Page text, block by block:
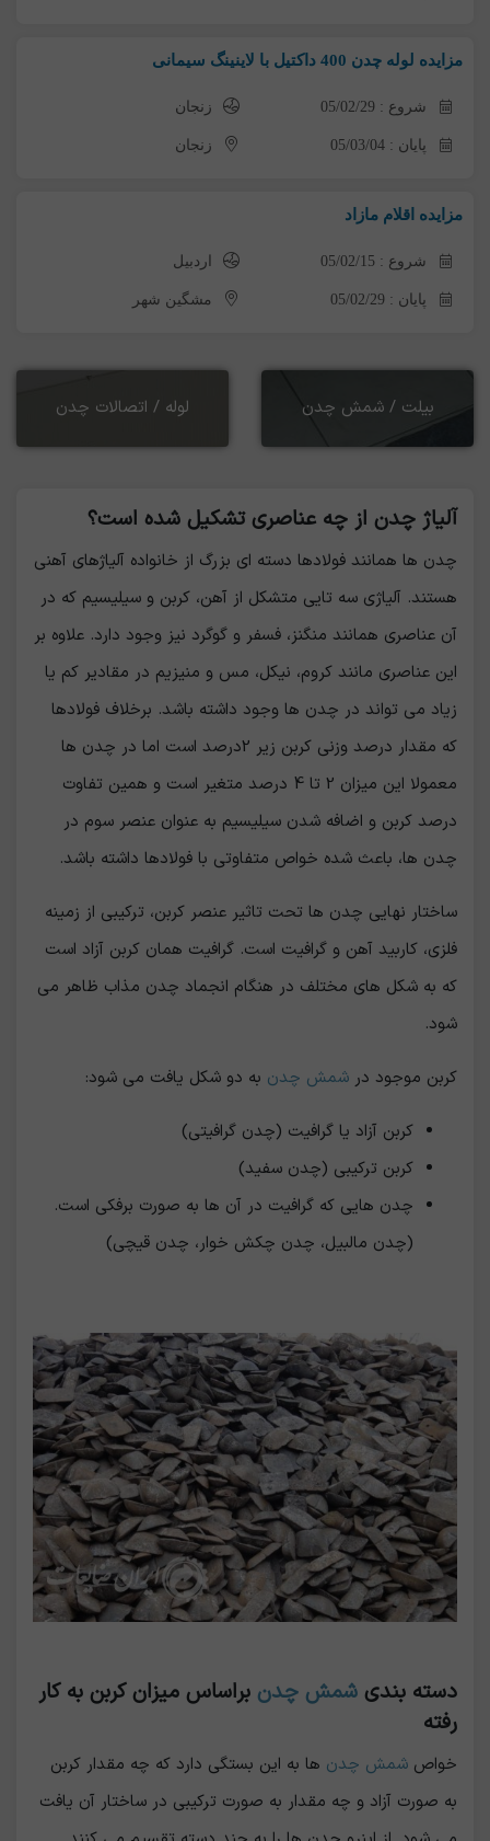
مزایده لوله چدن 400 داکتیل با لاینینگ سیمانی
شروع : 05/02/29 زنجان
پایان : 05/03/04 زنجان
مزایده اقلام مازاد
شروع : 05/02/15 اردبیل
پایان : 05/02/29 مشگین شهر
بیلت / شمش چدن لوله / اتصالات چدن
آلیاژ چدن از چه عناصری تشکیل شده است؟
چدن ها همانند فولادها دسته ای بزرگ از خانواده آلیاژهای آهنی
هستند. آلیاژی سه تایی متشکل از آهن، کربن و سیلیسیم که در
آن عناصری همانند منگنز، فسفر و گوگرد نیز وجود دارد. علاوه بر
این عناصری مانند کروم، نیکل، مس و منیزیم در مقادیر کم یا
زیاد می تواند در چدن ها وجود داشته باشد. برخلاف فولادها
که مقدار درصد وزنی کربن زیر 2درصد است اما در چدن ها
معمولا این میزان 2 تا 4 درصد متغیر است و همین تفاوت
درصد کربن و اضافه شدن سیلیسیم به عنوان عنصر سوم در
چدن ها، باعث شده خواص متفاوتی با فولادها داشته باشد.
ساختار نهایی چدن ها تحت تاثیر عنصر کربن، ترکیبی از زمینه
فلزی، کاربید آهن و گرافیت است. گرافیت همان کربن آزاد است
که به شکل های مختلف در هنگام انجماد چدن مذاب ظاهر می
شود.
کربن موجود در شمش چدن به دو شکل یافت می شود:
کربن آزاد یا گرافیت (چدن گرافیتی)
کربن ترکیبی (چدن سفید)
چدن هایی که گرافیت در آن ها به صورت برفکی است.
(چدن مالبیل، چدن چکش خوار، چدن قیچی)
دسته بندی شمش چدن براساس میزان کربن به کار
رفته
خواص شمش چدن ها به این بستگی دارد که چه مقدار کربن
به صورت آزاد و چه مقدار به صورت ترکیبی در ساختار آن یافت